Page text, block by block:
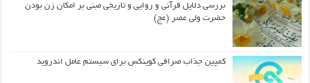
بررسی دلایل قرآنی و روایی و تاریخی مبنی بر امکان زن بودن
حضرت ولی عصر (عج)
کمپین جذاب صرافی کوینکس برای سیستم عامل اندروید